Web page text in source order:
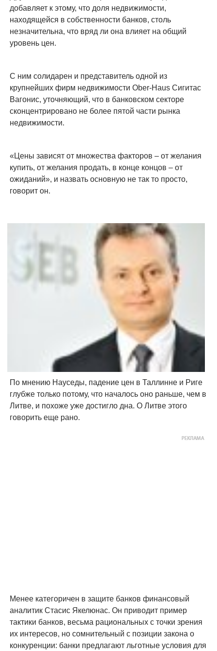
добавляет к этому, что доля недвижимости,
находящейся в собственности банков, столь
незначительна, что вряд ли она влияет на общий
уровень цен.
С ним солидарен и представитель одной из
крупнейших фирм недвижимости Ober-Haus Сигитас
Вагонис, уточняющий, что в банковском секторе
сконцентрировано не более пятой части рынка
недвижимости.
«Цены зависят от множества факторов – от желания
купить, от желания продать, в конце концов – от
ожиданий», и назвать основную не так то просто,
говорит он.
По мнению Науседы, падение цен в Таллинне и Риге
глубже только потому, что началось оно раньше, чем в
Литве, и похоже уже достигло дна. О Литве этого
говорить еще рано.
Менее категоричен в защите банков финансовый
аналитик Стасис Якелюнас. Он приводит пример
тактики банков, весьма рациональных с точки зрения
их интересов, но сомнительный с позиции закона о
конкуренции: банки предлагают льготные условия для